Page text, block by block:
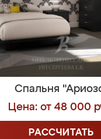
Спальня
Цена: от 48 000
РАССЧИТАТЬ